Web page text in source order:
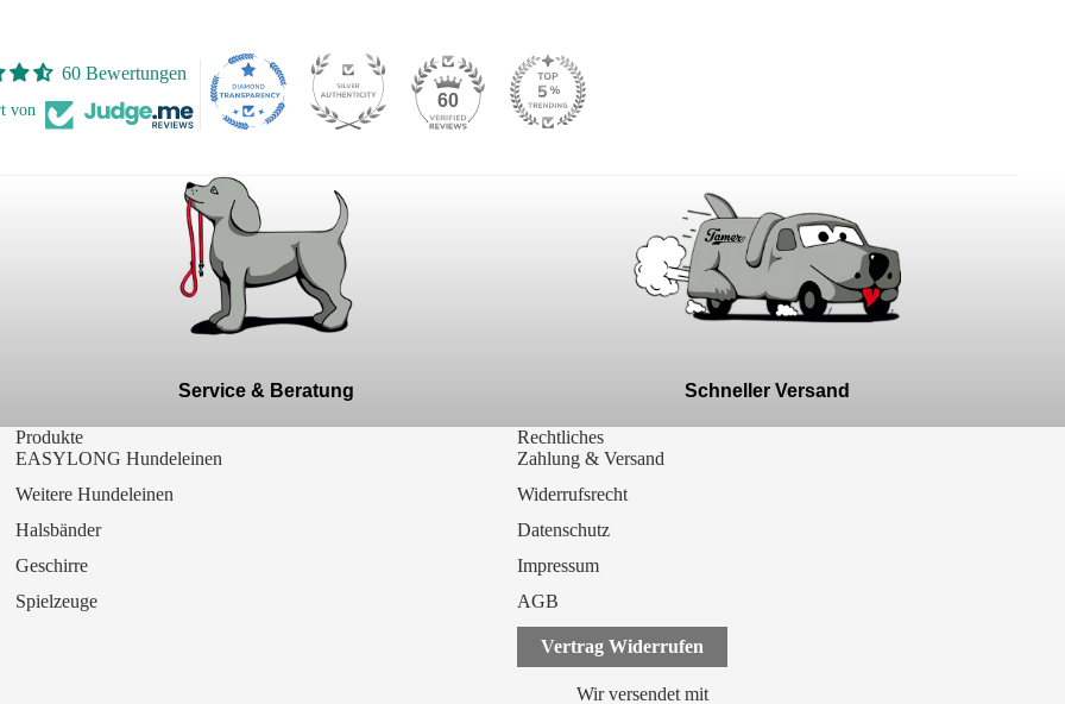
60 Bewertungen
von 60
Service & Beratung Schneller Versand
Produkte
EASYLONG Hundeleinen
Weitere Hundeleinen
Halsbänder
Geschirre
Spielzeuge
Rechtliches
Zahlung & Versand
Widerrufsrecht
Datenschutz
Impressum
AGB
Vertrag Widerrufen
Wir versendet mit